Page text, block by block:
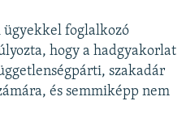
foglalkozó
hogy a hadgyakorlat
szakadár
és semmiképp nem